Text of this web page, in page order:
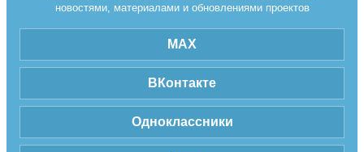
новостями, материалами и обновлениями проектов
MAX
ВКонтакте
Одноклассники